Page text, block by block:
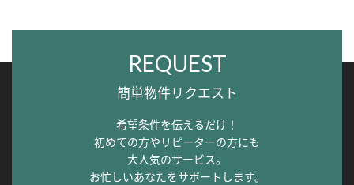
REQUEST
簡単物件リクエスト
希望条件を伝えるだけ！
初めての方やリピーターの方にも
大人気のサービス。
お忙しいあなたをサポートします。